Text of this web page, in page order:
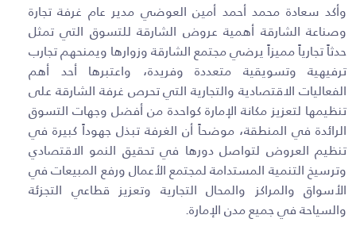
وأكد سعادة محمد أحمد أمين العوضي مدير عام غرفة تجارة
وصناعة الشارقة أهمية عروض الشارقة للتسوق التي تمثل
حدثاً تجارياً مميزاً يرضي مجتمع الشارقة وزوارها ويمنحهم تجارب
ترفيهية وتسويقية متعددة وفريدة، واعتبرها أحد أهم
الفعاليات الاقتصادية والتجارية التي تحرص غرفة الشارقة على
تنظيمها لتعزيز مكانة الإمارة كواحدة من أفضل وجهات التسوق
الرائدة في المنطقة، موضحاً أن الغرفة تبذل جهوداً كبيرة في
تنظيم العروض لتواصل دورها في تحقيق النمو الاقتصادي
وترسيخ التنمية المستدامة لمجتمع الأعمال ورفع المبيعات في
الأسواق والمراكز والمحال التجارية وتعزيز قطاعي التجزئة
والسياحة في جميع مدن الإمارة.